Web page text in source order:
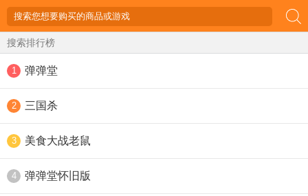
搜索排行榜
1 弹弹堂
2 三国杀
3 美食大战老鼠
4 弹弹堂怀旧版